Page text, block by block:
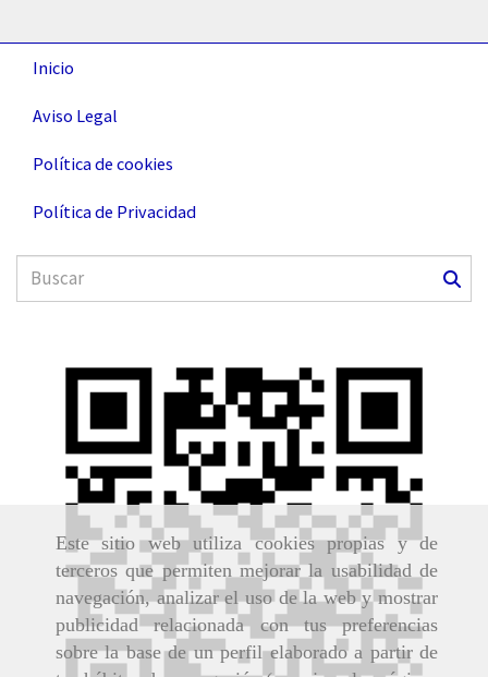
Este sitio web utiliza cookies propias y de
terceros que permiten mejorar la usabilidad de
navegación, analizar el uso de la web y mostrar
publicidad relacionada con tus preferencias
sobre la base de un perfil elaborado a partir de
Inicio
Aviso Legal
Política de cookies
Política de Privacidad